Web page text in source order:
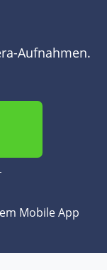
Aufnahmen.